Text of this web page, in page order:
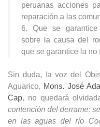
peruanas acciones
reparación a las
6. Que se garantice
sobre la causa del
que se garantice la no
Sin duda, la voz del
Aguarico, Mons. José
Cap, no quedará
contención del derrame:
en las aguas del río